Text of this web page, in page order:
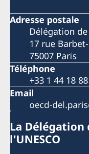
Adresse postale
Délégation de
17 rue
75007 Paris
Téléphone
+33 1 44 18
Email
oecd-
La Délégation
l'UNESCO